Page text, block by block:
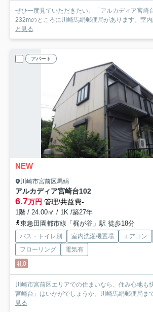
ぜひ一度見ていただきたい、「アルカディア宮崎
232mのところに川崎馬絹郵便局があります。室
と見る
アパート
NEW
川崎市宮前区馬絹
アルカディア宮崎台102
6.7万円 管理/共益費-
1階 / 24.00㎡ / 1K /築27年
東急田園都市線「梶が谷」駅 徒歩18分
バス・トイレ別 室内洗濯機置場 エアコン
フローリング
電気有
礼0
川崎市宮前区エリアでの住まいなら、住み心地も
宮崎台」はいかがでしょうか。川崎馬絹郵便局ま
見る